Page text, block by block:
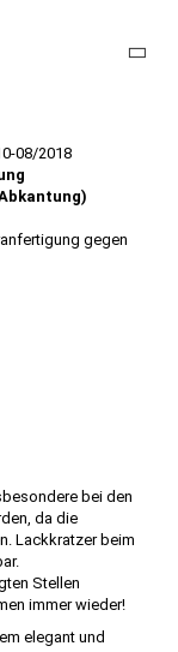
08/2018
gegen
bei den
da die
Lackkratzer beim
Stellen
immer wieder!
elegant und